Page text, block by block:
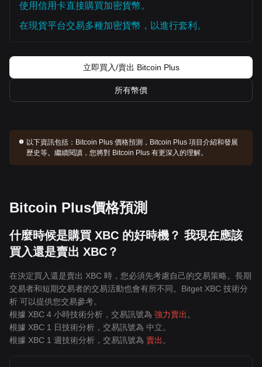
使用信用卡直接購買加密貨幣。
在現貨平台交易多種加密貨幣，以進行套利。
立即買入/賣出 Bitcoin Plus
所有幣價
以下資訊包括： Bitcoin Plus 價格預測，Bitcoin Plus 項目介紹和發展
歷史等。繼續閱讀，您將對 Bitcoin Plus 有更深入的理解。
Bitcoin Plus價格預測
什麼時候是購買 XBC 的好時機？ 我現在應該
買入還是賣出 XBC？
在決定買入還是賣出 XBC 時，您必須先考慮自己的交易策略。長期
交易者和短期交易者的交易活動也會有所不同。Bitget XBC 技術分
析 可以提供您交易參考。
根據 XBC 4 小時技術分析，交易訊號為 強力賣出 。
根據 XBC 1 日技術分析，交易訊號為 中立。
根據 XBC 1 週技術分析，交易訊號為 賣出 。